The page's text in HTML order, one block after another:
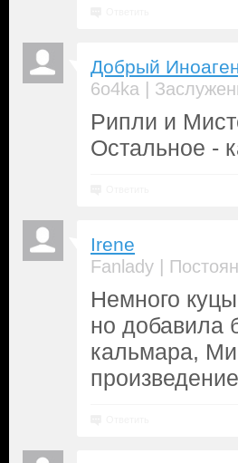
Добрый
6o4ka |
Рипли и
Остальное -
Irene
Fanlady |
Немного
но добавила
кальмара,